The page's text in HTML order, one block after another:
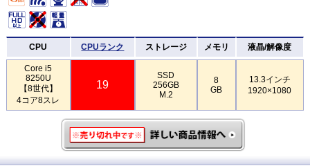
CPU CPUランク ストレージ メモリ 液晶/解像度
Core i5
8250U
【8世代】
4コア8スレ
19
SSD
256GB
M.2
8
GB
13.3インチ
1920×1080